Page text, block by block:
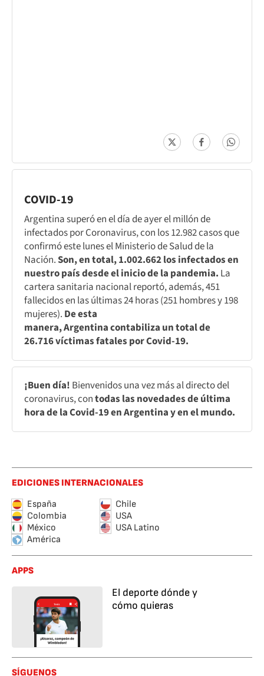
COVID-19
Argentina superó en el día de ayer el millón de
infectados por Coronavirus, con los 12.982 casos que
confirmó este lunes el Ministerio de Salud de la
Nación.Son, en total, 1.002.662 los infectados en
nuestro país desde el inicio de la pandemia. La
cartera sanitaria nacional reportó, además, 451
fallecidos en las últimas 24 horas (251 hombres y 198
mujeres). De esta
manera, Argentina contabiliza un total de
26.716 víctimas fatales por Covid-19.
¡Buen día! Bienvenidos una vez más al directo del
coronavirus, contodas las novedades de última
hora de la Covid-19 en Argentina y en el mundo.
EDICIONES INTERNACIONALES
España
Chile
Colombia
USA
México
USA Latino
América
APPS
El deporte dónde y
cómo quieras
SÍGUENOS